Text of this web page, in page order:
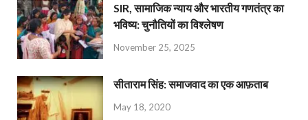
SIR, सामाजिक न्याय और भारतीय गणतंत्र का
भविष्य: चुनौतियों का विश्लेषण
November 25, 2025
सीताराम सिंह: समाजवाद का एक आफ़ताब
May 18, 2020